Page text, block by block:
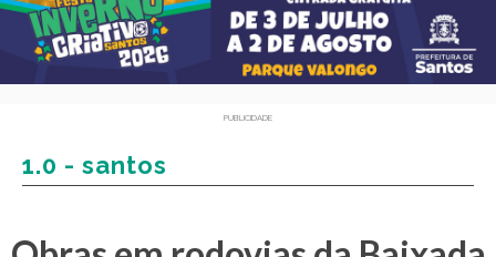
PUBLICIDADE
1.0 - santos